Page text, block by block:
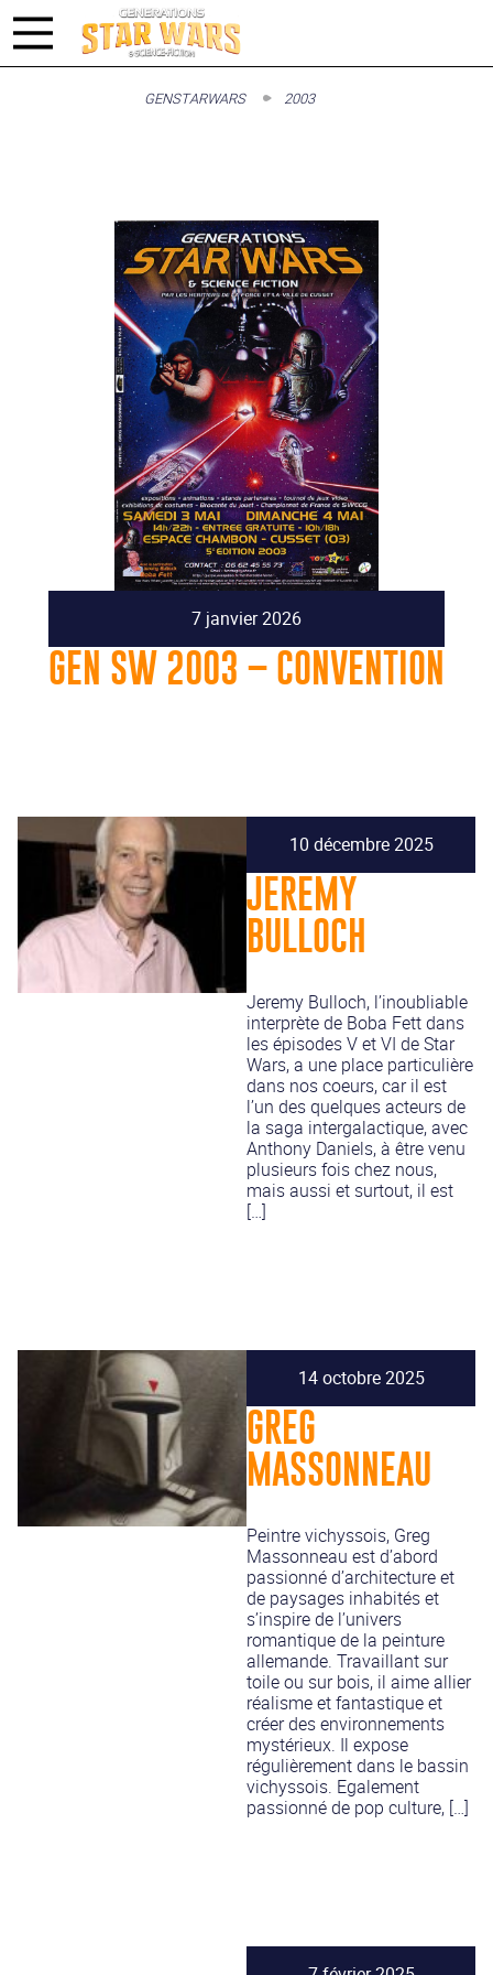
GENSTARWARS 2003
7 janvier 2026
GEN SW 2003 – CONVENTION
10 décembre 2025
JEREMY
BULLOCH
Jeremy Bulloch, l’inoubliable
interprète de Boba Fett dans
les épisodes V et VI de Star
Wars, a une place particulière
dans nos coeurs, car il est
l’un des quelques acteurs de
la saga intergalactique, avec
Anthony Daniels, à être venu
plusieurs fois chez nous,
mais aussi et surtout, il est
[…]
14 octobre 2025
GREG
MASSONNEAU
Peintre vichyssois, Greg
Massonneau est d’abord
passionné d’architecture et
de paysages inhabités et
s’inspire de l’univers
romantique de la peinture
allemande. Travaillant sur
toile ou sur bois, il aime allier
réalisme et fantastique et
créer des environnements
mystérieux. Il expose
régulièrement dans le bassin
vichyssois. Egalement
passionné de pop culture, […]